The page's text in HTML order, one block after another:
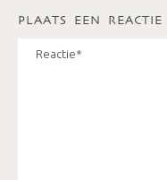
PLAATS EEN REACTIE